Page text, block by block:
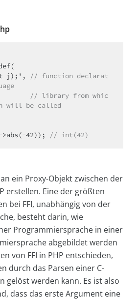
j);',
// function declarat
// library from whic
will be called
>abs(-42)); // int(42)
ein Proxy-Objekt zwischen der
erstellen. Eine der größten
bei FFI, unabhängig von der
besteht darin, wie
Programmiersprache in einer
abgebildet werden
von FFI in PHP entschieden,
durch das Parsen einer C-
gelöst werden kann. Es ist also
dass das erste Argument eine